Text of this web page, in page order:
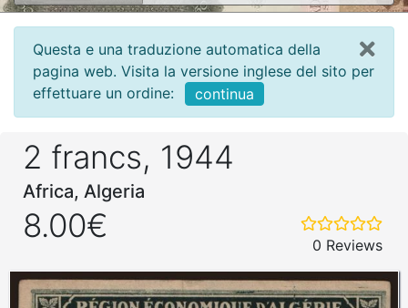
Questa e una traduzione automatica della
pagina web. Visita la versione inglese del sito per
effettuare un ordine:
continua
2 francs, 1944
Africa, Algeria
8.00€
0 Reviews